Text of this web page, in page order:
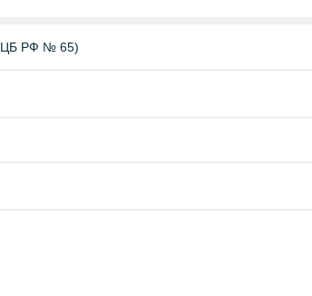
ЦБ РФ № 65)